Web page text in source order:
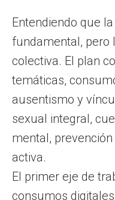
Entendiendo que
fundamental, pero
colectiva. El plan
temáticas,
ausentismo y
sexual integral,
mental,
activa.
El primer eje de
consumos